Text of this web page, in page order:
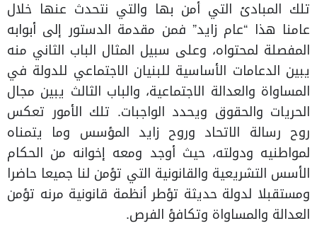
تلك المبادئ التي أمن بها والتي نتحدث عنها خلال
عامنا هذا “عام زايد” فمن مقدمة الدستور إلى أبوابه
المفصلة لمحتواه، وعلى سبيل المثال الباب الثاني منه
يبين الدعامات الأساسية للبنيان الاجتماعي للدولة في
المساواة والعدالة الاجتماعية، والباب الثالث يبين مجال
الحريات والحقوق ويحدد الواجبات. تلك الأمور تعكس
روح رسالة الاتحاد وروح زايد المؤسس وما يتمناه
لمواطنيه ودولته، حيث أوجد ومعه إخوانه من الحكام
الأسس التشريعية والقانونية التي تؤمن لنا جميعا حاضرا
ومستقبلا لدولة حديثة تؤطر أنظمة قانونية مرنه تؤمن
العدالة والمساواة وتكافؤ الفرص.